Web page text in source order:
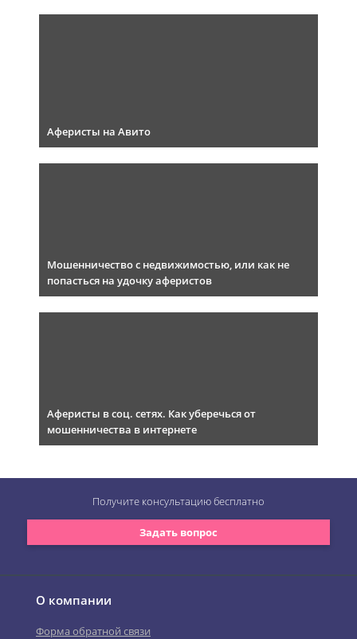
Аферисты на Авито
Мошенничество с недвижимостью, или как не
попасться на удочку аферистов
Аферисты в соц. сетях. Как уберечься от
мошенничества в интернете
О компании
Форма обратной связи
Задать вопрос
Получите консультациюбесплатно